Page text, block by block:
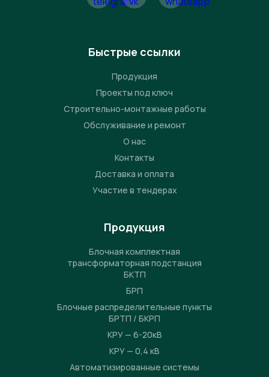
Быстрые ссылки
Продукция
Проекты под ключ
Строительно-монтажные работы
Обслуживание и ремонт
О нас
Контакты
Доставка и оплата
Участие в тендерах
Продукция
Блочная комплектная
трансформаторная подстанция
БКТП
БРП
Блочные распределительные пункты
БРТП / БКРП
КРУ — 6-20кВ
КРУ — 0,4 кВ
Автоматизированные системы